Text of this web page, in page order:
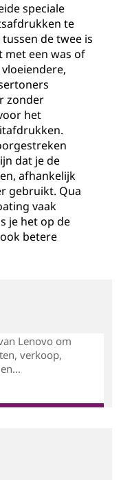
speciale
te
de twee is
met een was of
zonder
het
dat je de
afhankelijk
gebruikt. Qua
vaak
je het op de
betere
Lenovo om
verkoop,